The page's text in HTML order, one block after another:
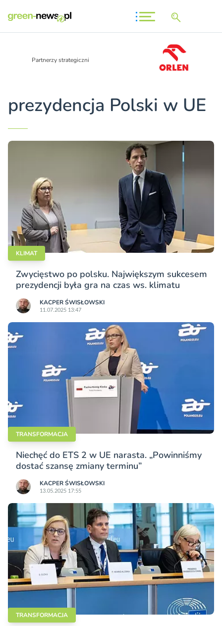
Partnerzy strategiczni
prezydencja Polski w UE
KLIMAT
Zwycięstwo po polsku. Największym sukcesem
prezydencji była gra na czas ws. klimatu
KACPER ŚWISŁO­WSKI
11.07.2025 13:47
TRANSFORMACJA
Niechęć do ETS 2 w UE narasta. „Powinniśmy
dostać szansę zmiany terminu”
KACPER ŚWISŁO­WSKI
13.05.2025 17:55
TRANSFORMACJA